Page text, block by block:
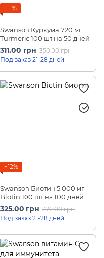
−11%
Swanson Куркума 720 мг
Turmeric 100 шт на 50 дней
311.00 грн 350.00 грн
Под заказ 21-28 дней
−12%
Swanson Биотин 5 000 мг
Biotin 100 шт на 100 дней
325.00 грн 370.00 грн
Под заказ 21-28 дней